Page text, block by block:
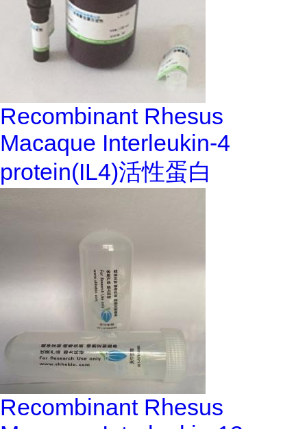
Recombinant Rhesus
Macaque Interleukin-4
protein(IL4)活性蛋白
Recombinant Rhesus